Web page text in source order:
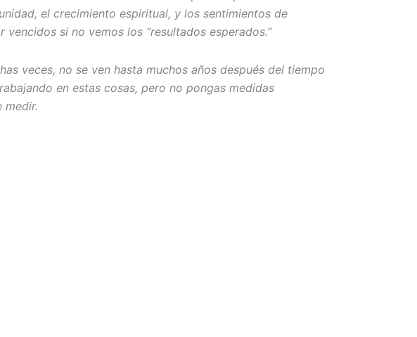
el crecimiento espiritual, y los sentimientos de
si no vemos los “resultados esperados.”
veces, no se ven hasta muchos años después del tiempo
en estas cosas, pero no pongas medidas
medir.